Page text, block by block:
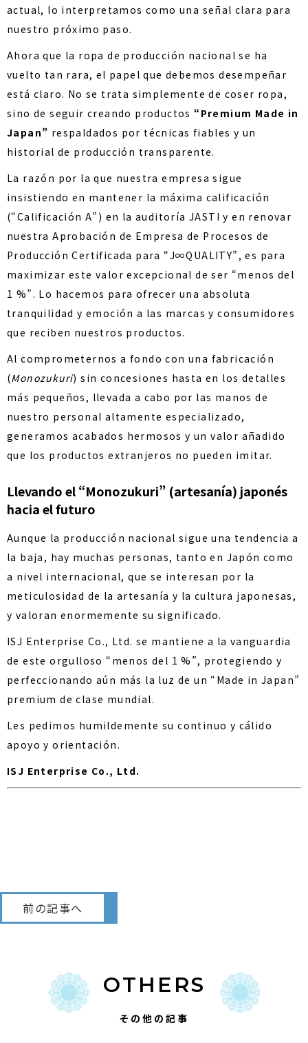
actual, lo interpretamos como una señal clara para
nuestro próximo paso.
Ahora que la ropa de producción nacional se ha
vuelto tan rara, el papel que debemos desempeñar
está claro. No se trata simplemente de coser ropa,
sino de seguir creando productos “Premium Made in
Japan” respaldados por técnicas fiables y un
historial de producción transparente.
La razón por la que nuestra empresa sigue
insistiendo en mantener la máxima calificación
(“Calificación A”) en la auditoría JASTI y en renovar
nuestra Aprobación de Empresa de Procesos de
Producción Certificada para “J∞QUALITY”, es para
maximizar este valor excepcional de ser “menos del
1 %”. Lo hacemos para ofrecer una absoluta
tranquilidad y emoción a las marcas y consumidores
que reciben nuestros productos.
Al comprometernos a fondo con una fabricación
(Monozukuri) sin concesiones hasta en los detalles
más pequeños, llevada a cabo por las manos de
nuestro personal altamente especializado,
generamos acabados hermosos y un valor añadido
que los productos extranjeros no pueden imitar.
Llevando el “Monozukuri” (artesanía) japonés
hacia el futuro
Aunque la producción nacional sigue una tendencia a
la baja, hay muchas personas, tanto en Japón como
a nivel internacional, que se interesan por la
meticulosidad de la artesanía y la cultura japonesas,
y valoran enormemente su significado.
ISJ Enterprise Co., Ltd. se mantiene a la vanguardia
de este orgulloso “menos del 1 %”, protegiendo y
perfeccionando aún más la luz de un “Made in Japan”
premium de clase mundial.
Les pedimos humildemente su continuo y cálido
apoyo y orientación.
ISJ Enterprise Co., Ltd.
前の記事へ
OTHERS
その他の記事